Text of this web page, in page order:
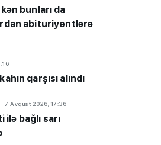
bunları da
abituriyentlərə
qarşısı alındı
7 Avqust 2026, 17:36
ilə bağlı sarı